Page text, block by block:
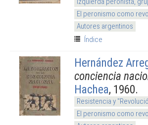
El peronismo como
Autores argentinos
Índice
Hernández
conciencia
Hachea, 1960.
Resistencia y
El peronismo como